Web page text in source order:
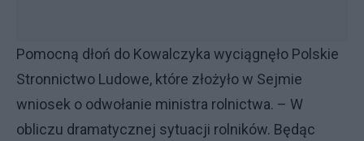
Pomocną dłoń do Kowalczyka wyciągnęło Polskie
Stronnictwo Ludowe, które złożyło w Sejmie
wniosek o odwołanie ministra rolnictwa. – W
obliczu dramatycznej sytuacji rolników. Będąc